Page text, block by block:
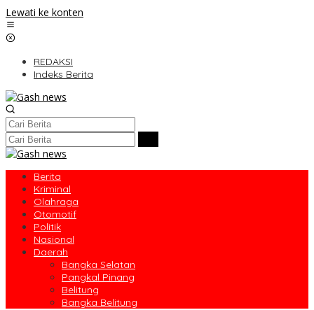
Lewati ke konten
REDAKSI
Indeks Berita
Berita
Kriminal
Olahraga
Otomotif
Politik
Nasional
Daerah
Bangka Selatan
Pangkal Pinang
Belitung
Bangka Belitung